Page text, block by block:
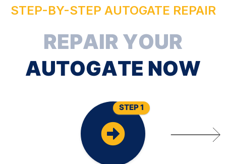
STEP-BY-STEP AUTOGATE REPAIR
REPAIR YOUR
AUTOGATE NOW
STEP 1